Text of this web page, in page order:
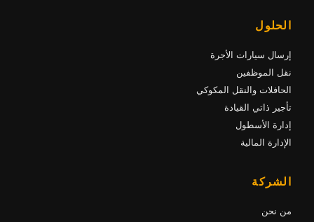
الحلول
إرسال سيارات الأجرة
نقل الموظفين
الحافلات والنقل المكوكي
تأجير ذاتي القيادة
إدارة الأسطول
الإدارة المالية
الشركة
من نحن